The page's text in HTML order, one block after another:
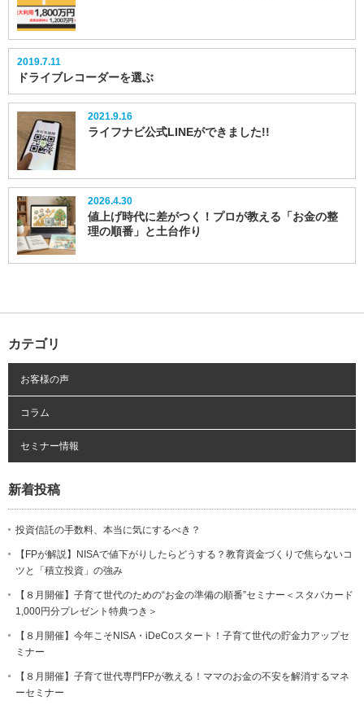
2019.7.11
ドライブレコーダーを選ぶ
2021.9.16
ライフナビ公式LINEができました!!
2026.4.30
値上げ時代に差がつく！プロが教える「お金の整
理の順番」と土台作り
カテゴリ
お客様の声
コラム
セミナー情報
新着投稿
投資信託の手数料、本当に気にするべき？
【FPが解説】NISAで値下がりしたらどうする？教育資金づくりで焦らないコ
ツと「積立投資」の強み
【８月開催】子育て世代のための“お金の準備の順番”セミナー＜スタバカード
1,000円分プレゼント特典つき＞
【８月開催】今年こそNISA・iDeCoスタート！子育て世代の貯金力アップセ
ミナー
【８月開催】子育て世代専門FPが教える！ママのお金の不安を解消するマネ
ーセミナー